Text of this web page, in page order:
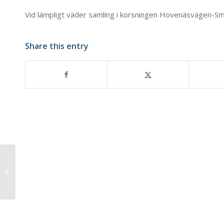
Vid lämpligt väder samling i korsningen Hovenäsvägen-
Share this entry